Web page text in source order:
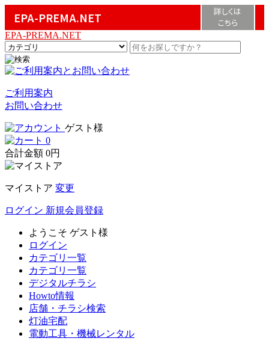
EPA-PREMA.NET
詳しくは
こちら
EPA-PREMA.NET
ご利用案内
お問い合わせ
ゲスト様
0
合計金額 0円
マイストア 変更
ログイン 新規会員登録
ようこそ ゲスト様
ログイン
カテゴリ一覧
カテゴリ一覧
デジタルチラシ
Howto情報
店舗・チラシ検索
灯油宅配
電動工具・機械レンタル